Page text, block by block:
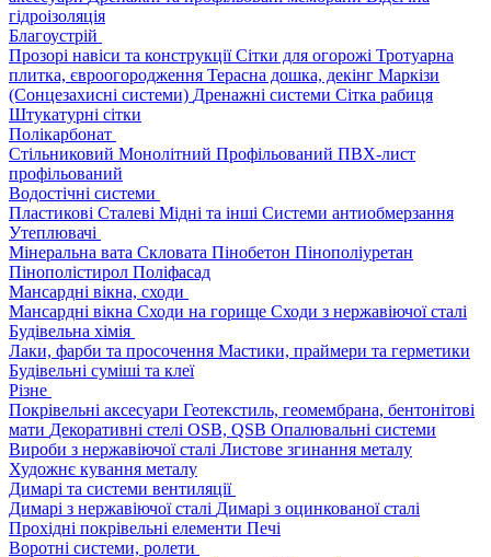
гідроізоляція
Благоустрій
Прозорі навіси та конструкціїСітки для огорожі Тротуарна
плитка, євроогородження Терасна дошка, декінг Маркізи
(Сонцезахисні системи) Дренажні системи Сітка рабиця
Штукатурні сітки
Полікарбонат
Стільниковий Монолітний Профільований ПВХ-лист
профільований
Водостічні системи
Пластикові Сталеві Мідні та інші Системи антиобмерзання
Утеплювачі
Мінеральна вата Скловата Пінобетон Пінополіуретан
Пінополістирол Поліфасад
Мансардні вікна, сходи
Мансардні вікна Сходи на горище Сходи з нержавіючої сталі
Будівельна хімія
Лаки, фарби та просочення Мастики, праймери та герметики
Будівельні суміші та клеї
Різне
Покрівельні аксесуари Геотекстиль, геомембрана, бентонітові
мати Декоративні стелі OSB, QSB Опалювальні системи
Вироби з нержавіючої сталі Листове згинання металу
Художнє кування металу
Димарі та системи вентиляції
Димарі з нержавіючої сталі Димарі з оцинкованої сталі
Прохідні покрівельні елементи Печі
Воротні системи, ролети